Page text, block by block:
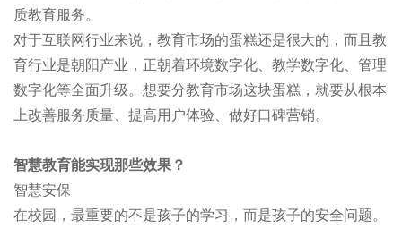
质教育服务。
对于互联网行业来说，教育市场的蛋糕还是很大的，而且教
育行业是朝阳产业，正朝着环境数字化、教学数字化、管理
数字化等全面升级。想要分教育市场这块蛋糕，就要从根本
上改善服务质量、提高用户体验、做好口碑营销。
智慧教育能实现那些效果？
智慧安保
在校园，最重要的不是孩子的学习，而是孩子的安全问题。